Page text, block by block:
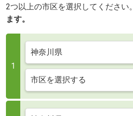
2つ以上の市区を選択してください。
ます。
1